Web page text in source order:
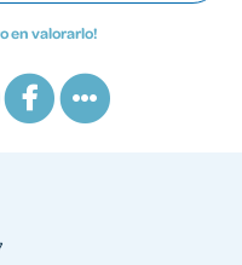
en valorarlo!